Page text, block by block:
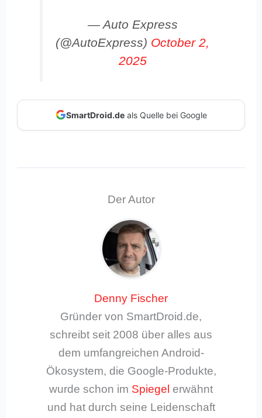
— Auto Express
(@AutoExpress) October 2,
2025
SmartDroid.deals Quelle bei Google
Der Autor
Denny Fischer
Gründer von SmartDroid.de,
schreibt seit 2008 über alles aus
dem umfangreichen Android-
Ökosystem, die Google-Produkte,
wurde schon im Spiegel erwähnt
und hat durch seine Leidenschaft